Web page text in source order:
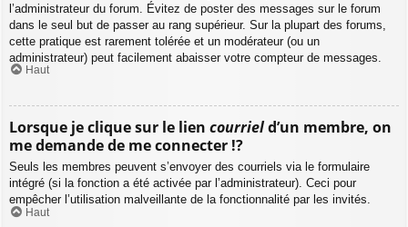
l’administrateur du forum. Évitez de poster des messages sur le forum
dans le seul but de passer au rang supérieur. Sur la plupart des forums,
cette pratique est rarement tolérée et un modérateur (ou un
administrateur) peut facilement abaisser votre compteur de messages.
Haut
Lorsque je clique sur le lien courrield’un membre, on
me demande de me connecter !?
Seuls les membres peuvent s’envoyer des courriels via le formulaire
intégré (si la fonction a été activée par l’administrateur). Ceci pour
empêcher l’utilisation malveillante de la fonctionnalité par les invités.
Haut